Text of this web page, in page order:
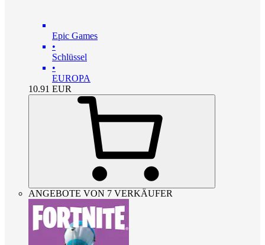
Epic Games
•
Schlüssel
•
EUROPA
10.91 EUR
ANGEBOTE VON 7 VERKÄUFER